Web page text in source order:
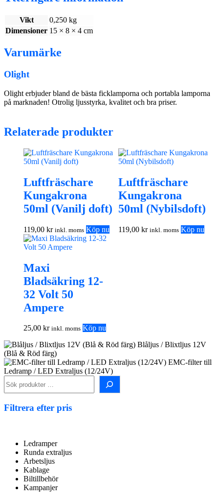
Vikt
0,250 kg
Dimensioner 15 × 8 × 4 cm
Varumärke
Olight
Olight erbjuder bland de bästa ficklamporna och portabla lamporna
på marknaden! Otrolig ljusstyrka, kvalitet och bra priser.
Relaterade produkter
Luftfräschare
Kungakrona
50ml (Vanilj doft)
119,00 kr inkl. moms Köp nu
Luftfräschare
Kungakrona
50ml (Nybilsdoft)
119,00kr inkl. moms Köp nu
Maxi
Bladsäkring 12-
32 Volt 50
Ampere
25,00 kr inkl. moms Köp nu
Blåljus / Blixtljus 12V
(Blå & Röd färg)
EMC-filter till
Ledramp / LED Extraljus (12/24V)
Filtrera efter pris
Ledramper
Runda extraljus
Arbetsljus
Kablage
Biltillbehör
Kampanjer